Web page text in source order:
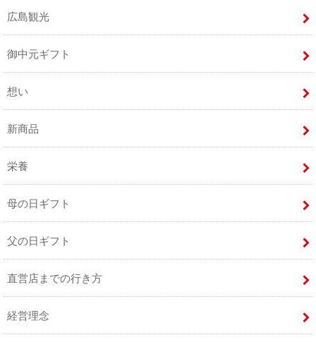
広島観光
御中元ギフト
想い
新商品
栄養
母の日ギフト
父の日ギフト
直営店までの行き方
経営理念